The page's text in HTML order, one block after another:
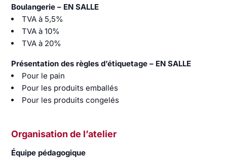
Boulangerie – EN SALLE
TVA à 5,5%
TVA à 10%
TVA à 20%
Présentation des règles d’étiquetage – EN SALLE
Pour le pain
Pour les produits emballés
Pour les produits congelés
Organisation de l’atelier
Équipe pédagogique